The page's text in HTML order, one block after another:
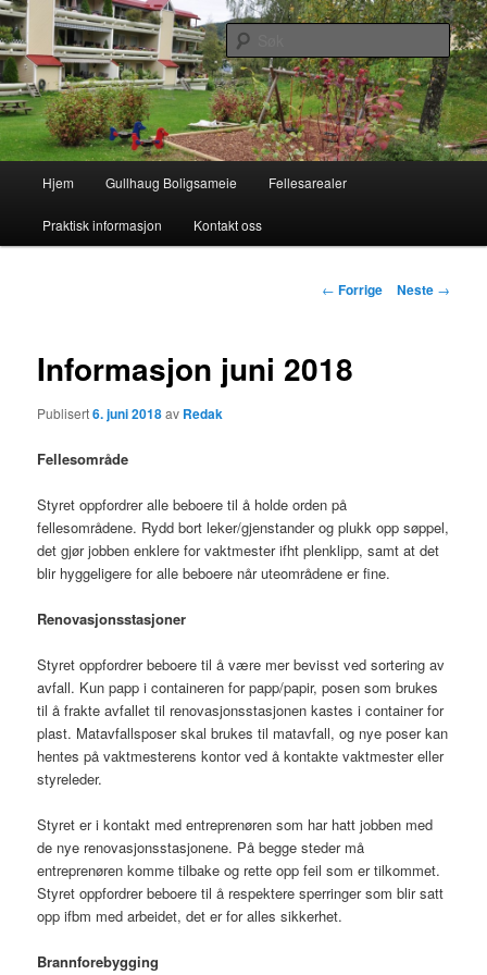
Gå
direkte
til
hovedinnholdet
Gullhaug boligsameie
Gullhaug Boligsameie på Bærums Verk
Søk
Hjem Gullhaug Boligsameie Fellesarealer
Praktisk informasjon Kontakt oss
Innleggsnavigasjon
← Forrige Neste →
Informasjon juni 2018
Publisert6. juni 2018av Redak
Fellesområde
Styret oppfordrer alle beboere til å holde orden på
fellesområdene. Rydd bort leker/gjenstander og plukk opp søppel,
det gjør jobben enklere for vaktmester ifht plenklipp, samt at det
blir hyggeligere for alle beboere når uteområdene er fine.
Renovasjonsstasjoner
Styret oppfordrer beboere til å være mer bevisst ved sortering av
avfall. Kun papp i containeren for papp/papir, posen som brukes
til å frakte avfallet til renovasjonsstasjonen kastes i container for
plast. Matavfallsposer skal brukes til matavfall, og nye poser kan
hentes på vaktmesterens kontor ved å kontakte vaktmester eller
styreleder.
Styret er i kontakt med entreprenøren som har hatt jobben med
de nye renovasjonsstasjonene. På begge steder må
entreprenøren komme tilbake og rette opp feil som er tilkommet.
Styret oppfordrer beboere til å respektere sperringer som blir satt
opp ifbm med arbeidet, det er for alles sikkerhet.
Brannforebygging